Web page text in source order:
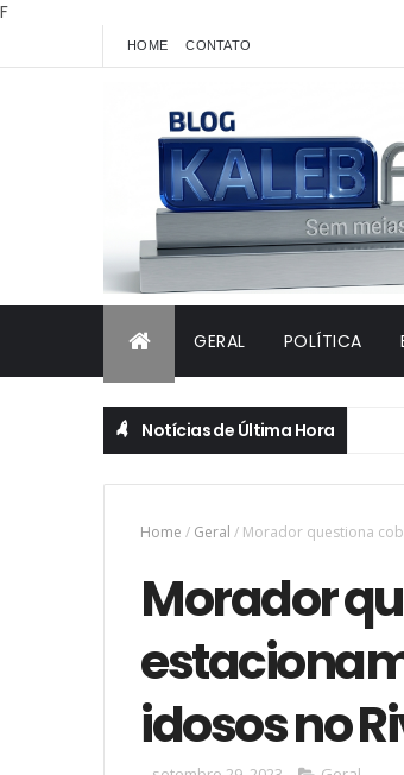
F
HOME CONTATO
GERAL POLÍTICA
Notícias de Última Hora
Home / Geral / Morador questiona
Morador
idosos no